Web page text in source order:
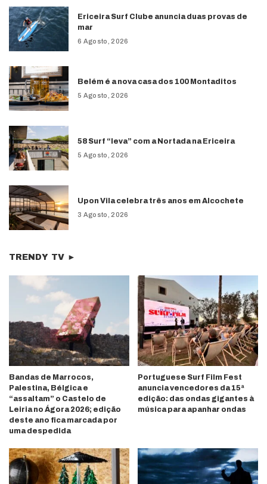
Ericeira Surf Clube anuncia duas provas de
mar
6 Agosto, 2026
Belém é a nova casa dos 100 Montaditos
5 Agosto, 2026
58 Surf “leva” com a Nortada na Ericeira
5 Agosto, 2026
Upon Vila celebra três anos em Alcochete
3 Agosto, 2026
TRENDY TV ►
Bandas de Marrocos,
Palestina, Bélgica e
“assaltam” o Castelo de
Leiria no Ágora 2026; edição
deste ano fica marcada por
uma despedida
Portuguese Surf Film Fest
anuncia vencedores da 15ª
edição: das ondas gigantes à
música para apanhar ondas